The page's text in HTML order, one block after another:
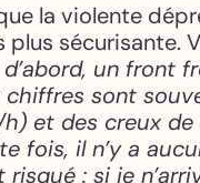
la violente
sécurisante.
un
sont
et des creux de
il n’y a
: si je